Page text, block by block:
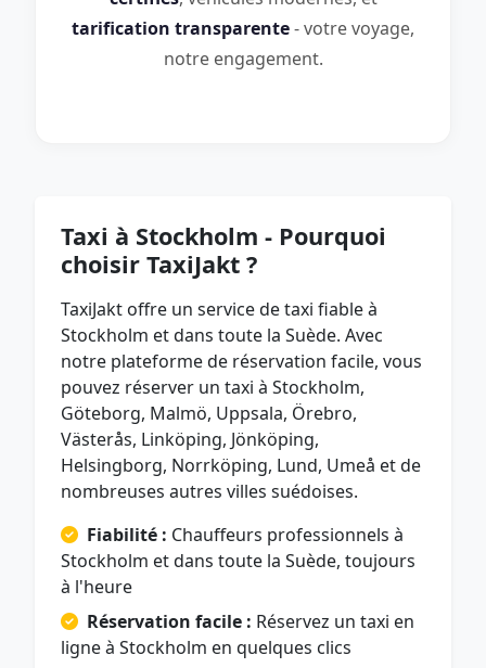
tarification transparente- votre voyage,
notre engagement.
Taxi à Stockholm - Pourquoi
choisir TaxiJakt ?
TaxiJakt offre un service de taxi fiable à
Stockholm et dans toute la Suède. Avec
notre plateforme de réservation facile, vous
pouvez réserver un taxi à Stockholm,
Göteborg, Malmö, Uppsala, Örebro,
Västerås, Linköping, Jönköping,
Helsingborg, Norrköping, Lund, Umeå et de
nombreuses autres villes suédoises.
Fiabilité : Chauffeurs professionnels à
Stockholm et dans toute la Suède, toujours
à l'heure
Réservation facile : Réservez un taxi en
ligne à Stockholm en quelques clics